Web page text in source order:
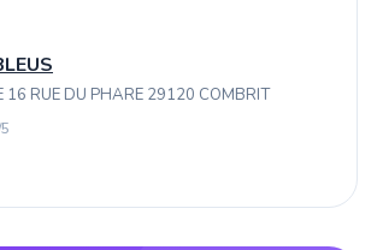
16 RUE DU PHARE 29120 COMBRIT